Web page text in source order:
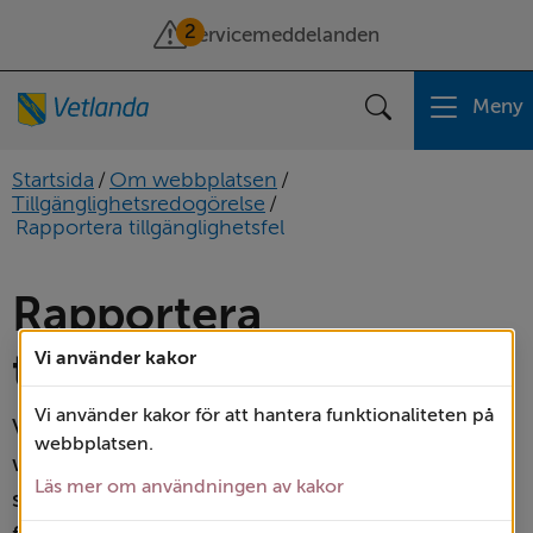
Vi använder kakor
Vi använder kakor för att hantera funktionaliteten på
webbplatsen.
Läs mer om användningen av kakor
2
Servicemeddelanden
Sök Meny
Startsida / Om webbplatsen /
Tillgänglighetsredogörelse /
Rapportera tillgänglighetsfel
Rapportera
tillgänglighetsfel
Vetlanda kommun står bakom den här
webbplatsen. Vi vill att så många som möjligt
ska kunna använda vår webbplats och de